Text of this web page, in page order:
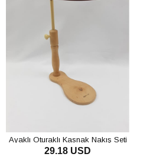
Ayaklı Oturaklı Kasnak Nakış Seti
29.18 USD